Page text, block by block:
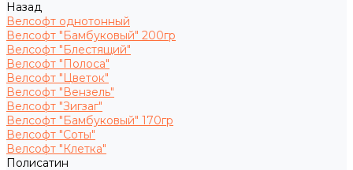
Назад
Велсофт однотонный
Велсофт "Бамбуковый" 200гр
Велсофт "Блестящий"
Велсофт "Полоса"
Велсофт "Цветок"
Велсофт "Вензель"
Велсофт "Зигзаг"
Велсофт "Бамбуковый" 170гр
Велсофт "Соты"
Велсофт "Клетка"
Полисатин